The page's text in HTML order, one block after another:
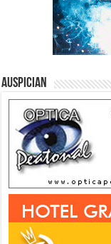
Auspician